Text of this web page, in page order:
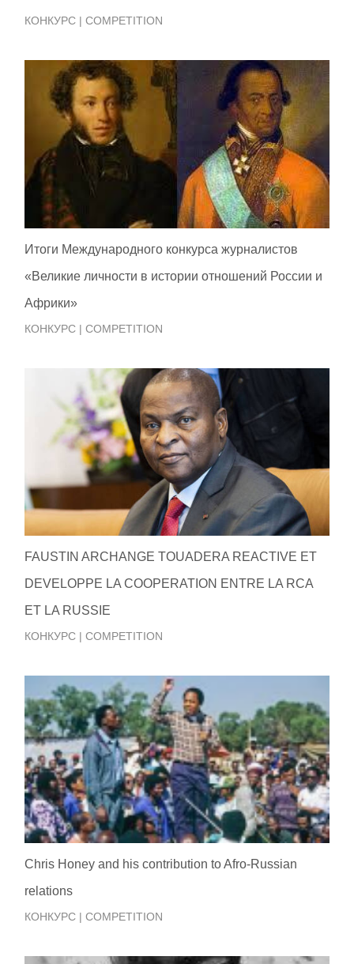
КОНКУРС | COMPETITION
Итоги Международного конкурса журналистов
«Великие личности в истории отношений России и
Африки»
КОНКУРС | COMPETITION
FAUSTIN ARCHANGE TOUADERA REACTIVE ET
DEVELOPPE LA COOPERATION ENTRE LA RCA
ET LA RUSSIE
КОНКУРС | COMPETITION
Chris Honey and his contribution to Afro-Russian
relations
КОНКУРС | COMPETITION